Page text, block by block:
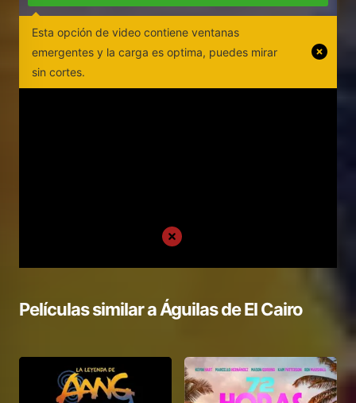
Esta opción de video contiene ventanas
emergentes y la carga es optima, puedes mirar
sin cortes.
Películas similar aÁguilas de El Cairo